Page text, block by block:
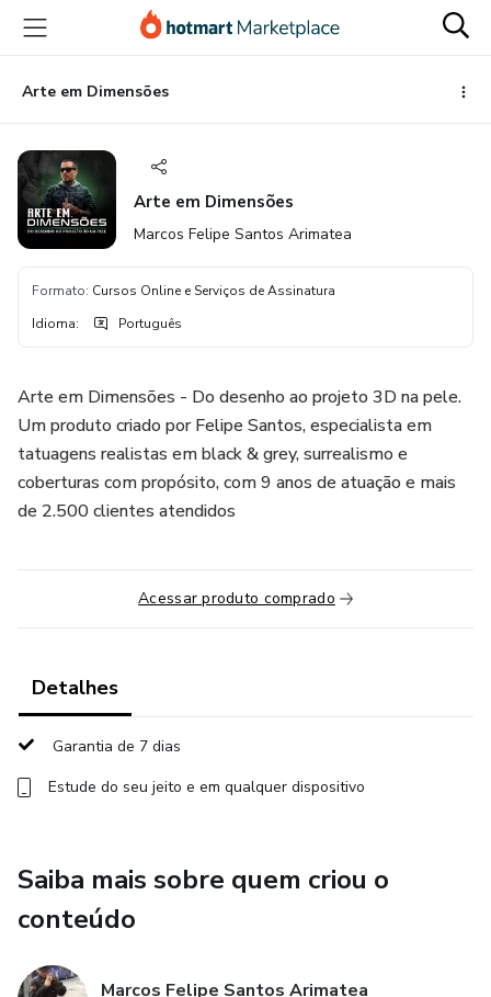
para
conteúdo
principal
para
pagamento
para
rodapé
Arte em Dimensões
Arte em Dimensões
Marcos Felipe Santos Arimatea
Formato: Cursos Online e Serviços de Assinatura
Idioma: Português
Arte em Dimensões - Do desenho ao projeto 3D na pele.
Um produto criado por Felipe Santos, especialista em
tatuagens realistas em black & grey, surrealismo e
coberturas com propósito, com 9 anos de atuação e mais
de 2.500 clientes atendidos
Acessar produto comprado
Detalhes
Garantia de 7 dias
Estude do seu jeito e em qualquer dispositivo
Saiba mais sobre quem criou o
conteúdo
Marcos Felipe Santos Arimatea